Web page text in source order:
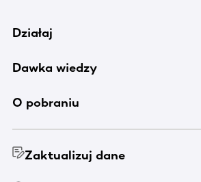
Działaj
Dawka wiedzy
O pobraniu
Zaktualizuj dane